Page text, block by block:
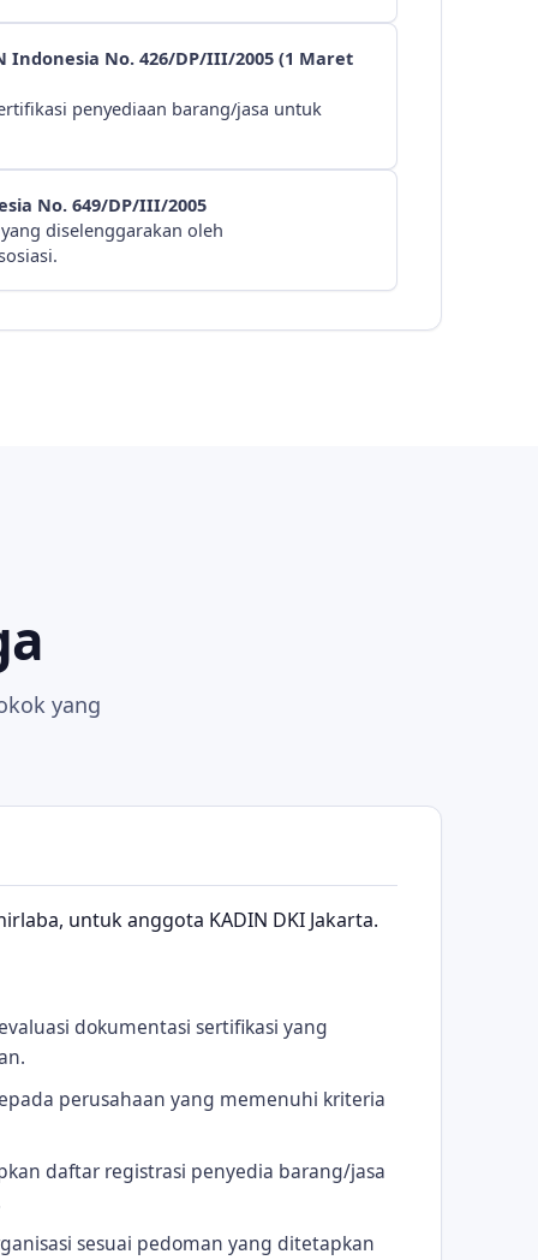
Indonesia No. 426/DP/III/2005 (1 Maret
penyediaan barang/jasa untuk
No. 649/DP/III/2005
diselenggarakan oleh
yang
untuk anggota KADIN DKI Jakarta.
dokumentasi sertifikasi yang
perusahaan yang memenuhi kriteria
daftar registrasi penyedia barang/jasa
sesuai pedoman yang ditetapkan